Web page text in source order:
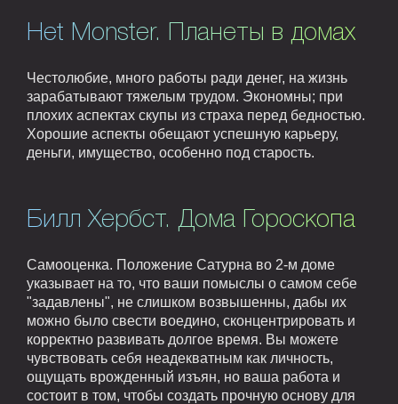
Het Monster. Планеты в домах
Честолюбие, много работы ради денег, на жизнь
зарабатывают тяжелым трудом. Экономны; при
плохих аспектах скупы из страха перед бедностью.
Хорошие аспекты обещают успешную карьеру,
деньги, имущество, особенно под старость.
Билл Хербст. Дома Гороскопа
Самооценка. Положение Сатурна во 2-м доме
указывает на то, что ваши помыслы о самом себе
"задавлены", не слишком возвышенны, дабы их
можно было свести воедино, сконцентрировать и
корректно развивать долгое время. Вы можете
чувствовать себя неадекватным как личность,
ощущать врожденный изъян, но ваша работа и
состоит в том, чтобы создать прочную основу для